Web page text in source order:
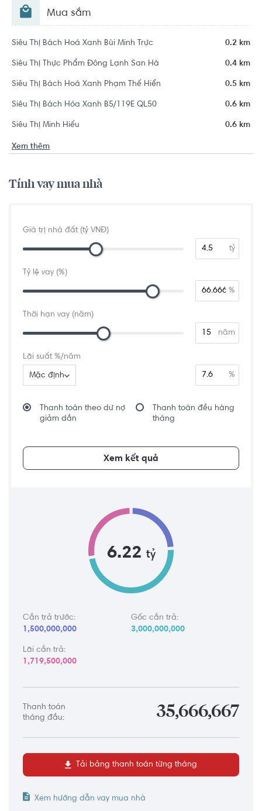
Mua sắm
Siêu Thị Bách Hoá Xanh Bùi Minh Trực 0.2 km
Siêu Thị Thực Phẩm Đông Lạnh San Hà 0.4 km
Siêu Thị Bách Hoá Xanh Phạm Thế Hiển 0.5 km
Siêu Thị Bách Hóa Xanh B5/119E QL50 0.6 km
Siêu Thị Minh Hiếu 0.6 km
Xem thêm
Tính vay mua nhà
Giá trị nhà đất (tỷ VNĐ)
tỷ
Tỷ lệ vay (%)
%
Thời hạn vay (năm)
năm
Lãi suất %/năm
Mặc định %
Thanh toán theo dư nợ
giảm dần
Thanh toán đều hàng
tháng
Xem kết quả
6.22 tỷ
Cần trả trước:
1,500,000,000
Gốc cần trả:
3,000,000,000
Lãi cần trả:
1,719,500,000
Thanh toán
tháng đầu:
35,666,667
Tải bảng thanh toán từng tháng
Xem hướng dẫn vay mua nhà